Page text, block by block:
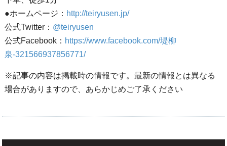
●ホームページ： http://teiryusen.jp/
公式Twitter： @teiryusen
公式Facebook： https://www.facebook.com/堤柳
泉-321566937856771/
※記事の内容は掲載時の情報です。最新の情報とは異なる
場合がありますので、あらかじめご了承ください